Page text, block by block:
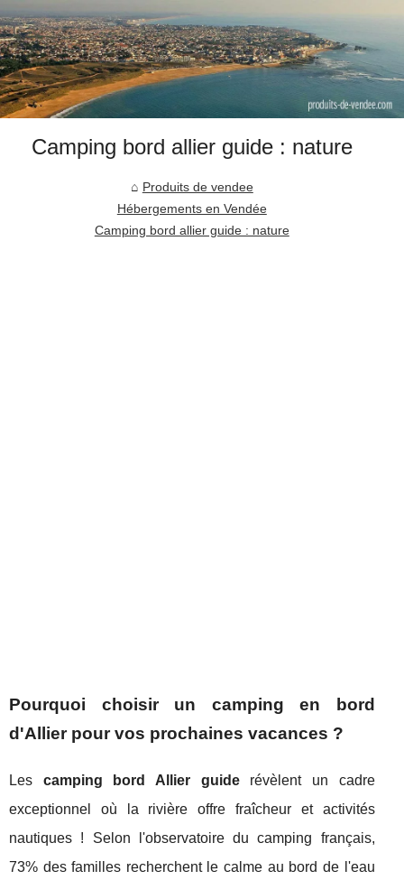
Camping bord allier guide : nature
Produits de vendee
Hébergements en Vendée
Camping bord allier guide : nature
Pourquoi choisir un camping en bord
d'Allier pour vos prochaines vacances ?
Les camping bord Allier guiderévèlent un cadre
exceptionnel où la rivière offre fraîcheur et activités
nautiques ! Selon l'observatoire du camping français,
73% des familles recherchent le calme au bord de l'eau